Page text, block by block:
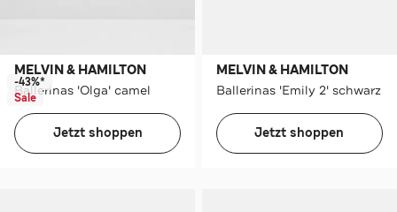
MELVIN & HAMILTON
Ballerinas 'Olga' camel
-43%*
Sale
Jetzt shoppen
MELVIN & HAMILTON
Ballerinas 'Emily 2' schwarz
Jetzt shoppen